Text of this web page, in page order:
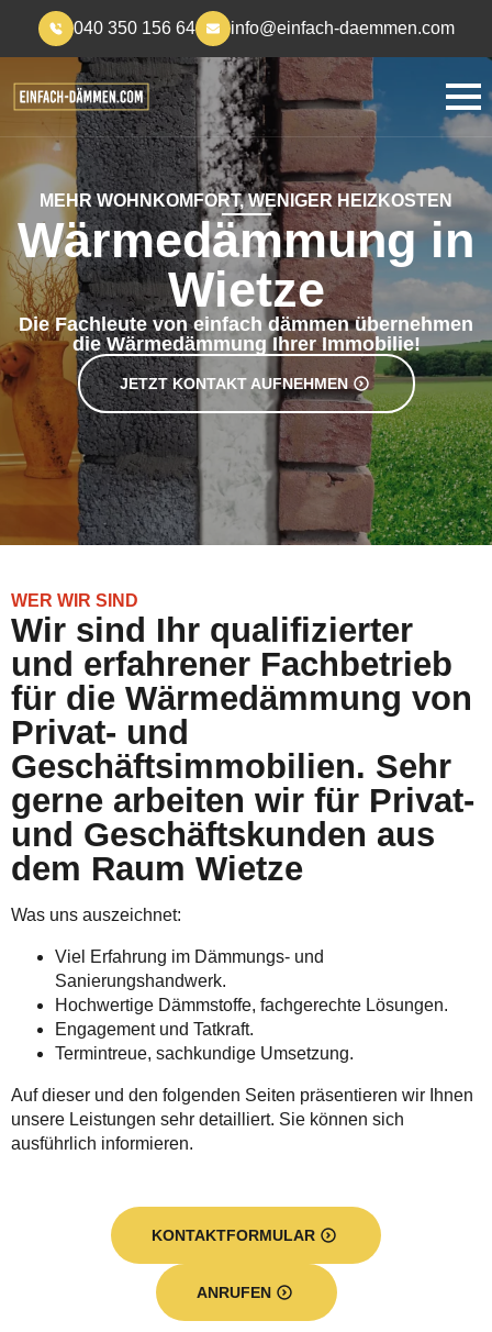
040 350 156 64 info@einfach-daemmen.com
MEHR WOHNKOMFORT, WENIGER HEIZKOSTEN
Wärmedämmung in
Wietze
Die Fachleute von einfach dämmen übernehmen
die Wärmedämmung Ihrer Immobilie!
JETZT KONTAKT AUFNEHMEN
WER WIR SIND
Wir sind Ihr qualifizierter
und erfahrener Fachbetrieb
für die Wärmedämmung von
Privat- und
Geschäftsimmobilien. Sehr
gerne arbeiten wir für Privat-
und Geschäftskunden aus
dem Raum Wietze
Was uns auszeichnet:
Viel Erfahrung im Dämmungs- und
Sanierungshandwerk.
Hochwertige Dämmstoffe, fachgerechte Lösungen.
Engagement und Tatkraft.
Termintreue, sachkundige Umsetzung.
Auf dieser und den folgenden Seiten präsentieren wir Ihnen
unsere Leistungen sehr detailliert. Sie können sich
ausführlich informieren.
KONTAKTFORMULAR
ANRUFEN